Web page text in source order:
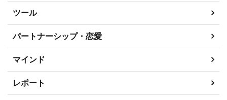
ツール
パートナーシップ・恋愛
マインド
レポート